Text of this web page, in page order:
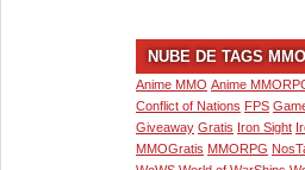
NUBE DE TAGS MMO
Anime MMO Anime
Conflict of Nations FPS
Giveaway Gratis Iron Sight
MMOGratis MMORPG